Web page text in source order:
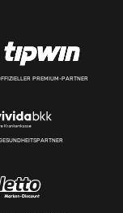
PREMIUM-PARTNER